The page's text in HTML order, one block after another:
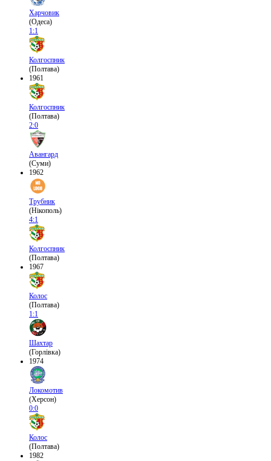
Харчовик
(Одеса)
1:1
Колгоспник
(Полтава)
1961
Колгоспник
(Полтава)
2:0
Авангард
(Суми)
1962
Трубник
(Нікополь)
4:1
Колгоспник
(Полтава)
1967
Колос
(Полтава)
1:1
Шахтар
(Горлівка)
1974
Локомотив
(Херсон)
0:0
Колос
(Полтава)
1982